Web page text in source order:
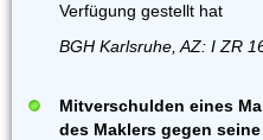
Verfügung gestellt hat
BGH Karlsruhe, AZ: I ZR
Mitverschulden eines
des Maklers gegen